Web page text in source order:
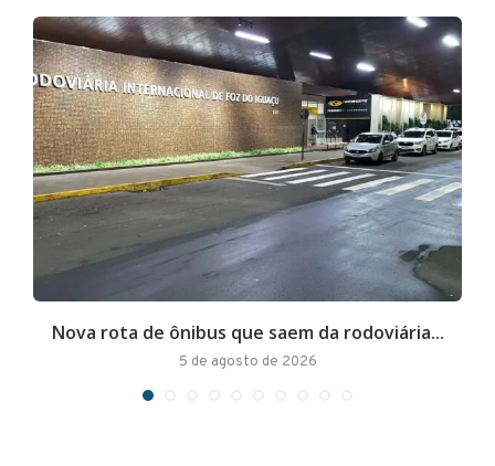
Nova rota de ônibus que saem da rodoviária...
5 de agosto de 2026